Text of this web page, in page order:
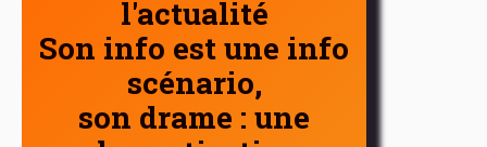
l'actualité
Son info est une info
scénario,
son drame : une